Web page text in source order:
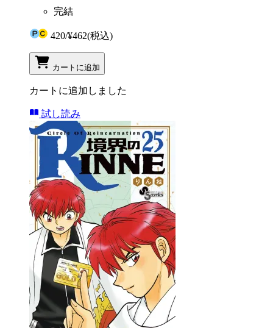
完結
420/¥462(税込)
カートに追加
カートに追加しました
試し読み